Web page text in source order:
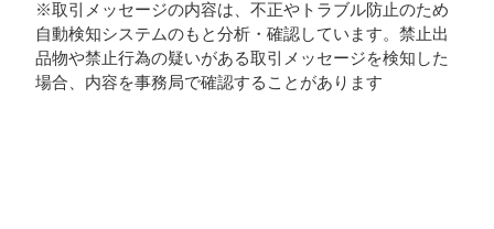
※取引メッセージの内容は、不正やトラブル防止のため
自動検知システムのもと分析・確認しています。禁止出
品物や禁止行為の疑いがある取引メッセージを検知した
場合、内容を事務局で確認することがあります